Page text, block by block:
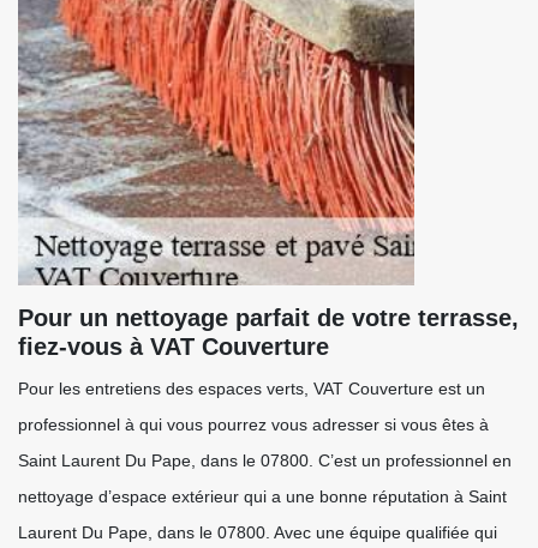
Pour un nettoyage parfait de votre terrasse,
fiez-vous à VAT Couverture
Pour les entretiens des espaces verts, VAT Couverture est un
professionnel à qui vous pourrez vous adresser si vous êtes à
Saint Laurent Du Pape, dans le 07800. C’est un professionnel en
nettoyage d’espace extérieur qui a une bonne réputation à Saint
Laurent Du Pape, dans le 07800. Avec une équipe qualifiée qui